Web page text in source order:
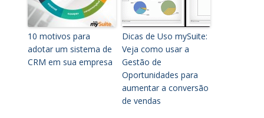
10 motivos para
adotar um sistema de
CRM em sua empresa
Dicas de Uso mySuite:
Veja como usar a
Gestão de
Oportunidades para
aumentar a conversão
de vendas